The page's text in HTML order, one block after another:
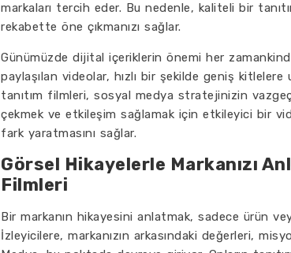
markaları tercih eder. Bu nedenle, kaliteli bir
rekabette öne çıkmanızı sağlar.
Günümüzde dijital içeriklerin önemi her
paylaşılan videolar, hızlı bir şekilde geniş kitlelere
tanıtım filmleri, sosyal medya stratejinizin
çekmek ve etkileşim sağlamak için etkileyici bir
fark yaratmasını sağlar.
Görsel Hikayelerle Markanızı
Filmleri
Bir markanın hikayesini anlatmak, sadece ürün
İzleyicilere, markanızın arkasındaki değerleri,